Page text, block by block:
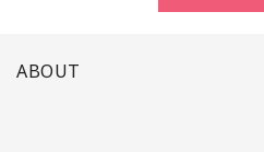
ABOUT